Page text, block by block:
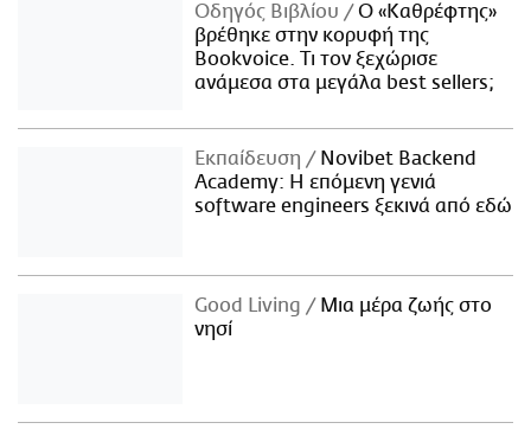
Οδηγός Βιβλίου
Ο «Καθρέφτης»
βρέθηκε στην κορυφή της
Bookvoice. Τι τον ξεχώρισε
ανάμεσα στα μεγάλα best sellers;
Εκπαίδευση
Novibet Backend
Academy: Η επόμενη γενιά
software engineers ξεκινά από εδώ
Good Living
Μια μέρα ζωής στο
νησί